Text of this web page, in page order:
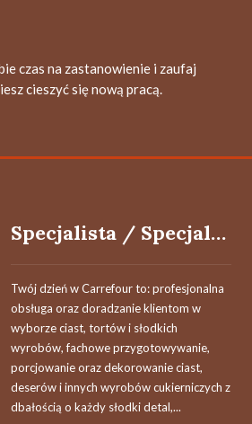
czas na zastanowienie i zaufaj
cieszyć się nową pracą.
Specjalista / Specjalistka Sklepu ds. Handlowych - Cukiernik / Cukierniczka
Twój dzień w Carrefour to: profesjonalna
obsługa oraz doradzanie klientom w
wyborze ciast, tortów i słodkich
wyrobów, fachowe przygotowywanie,
porcjowanie oraz dekorowanie ciast,
deserów i innych wyrobów cukierniczych z
dbałością o każdy słodki detal,...